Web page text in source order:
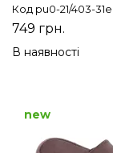
Код pu0-21/403-31e
749 грн.
В наявності
new